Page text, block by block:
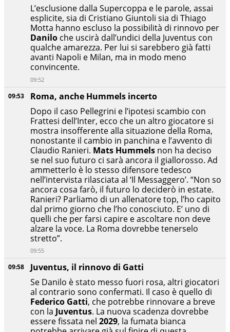
09:58
Juventus, il rinnovo di Gatti
Se Danilo è stato messo fuori rosa, altri giocatori
al contrario sono confermati. Il caso è quello di
Federico Gatti, che potrebbe rinnovare a breve
con la Juventus. La nuova scadenza dovrebbe
essere fissata nel 2029, la fumata bianca
09:53
Roma, anche Hummels incerto
Dopo il caso Pellegrini e l’ipotesi scambio con
Frattesi dell’Inter, ecco che un altro giocatore si
mostra insofferente alla situazione della Roma,
nonostante il cambio in panchina e l’avvento di
Claudio Ranieri. Mats Hummels non ha deciso
se nel suo futuro ci sarà ancora il giallorosso. Ad
ammetterlo è lo stesso difensore tedesco
nell’intervista rilasciata al ‘Il Messaggero’. “Non so
ancora cosa farò, il futuro lo deciderò in estate.
Ranieri? Parliamo di un allenatore top, l’ho capito
dal primo giorno che l’ho conosciuto. E’ uno di
quelli che per farsi capire e ascoltare non deve
alzare la voce. La Roma dovrebbe tenerselo
stretto”.
09:55
L’esclusione dalla Supercoppa e le parole, assai
esplicite, sia di Cristiano Giuntoli sia di Thiago
Motta hanno escluso la possibilità di rinnovo per
Danilo che uscirà dall’undici della Juventus con
qualche amarezza. Per lui si sarebbero già fatti
avanti Napoli e Milan, ma in modo meno
convincente.
09:52